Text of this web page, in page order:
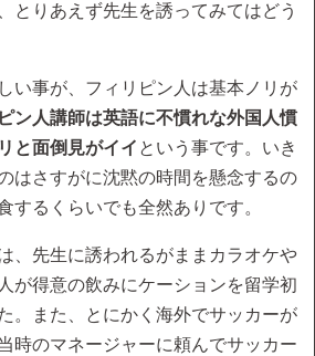
とりあえず先生を誘ってみてはどう
い事が、フィリピン人は基本ノリが
ン人講師は英語に不慣れな外国人慣
と面倒見がイイ という事です。いき
はさすがに沈黙の時間を懸念するの
するくらいでも全然ありです。
、先生に誘われるがままカラオケや
が得意の飲みにケーションを留学初
。また、とにかく海外でサッカーが
時のマネージャーに頼んでサッカー